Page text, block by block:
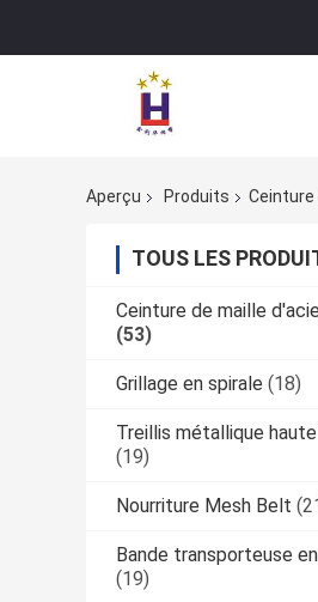
Aperçu Produits Ceinture
TOUS LES
Ceinture de maille
(53)
Grillage en spirale (18)
Treillis métallique
(19)
Nourriture Mesh Belt
Bande transporteuse
(19)